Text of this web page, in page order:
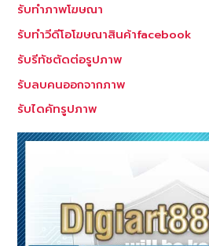
บกพร่อง
ใน
ภาพถ่าย
รับทำภาพโฆษณา
รับทำวีดีโอโฆษณาสินค้าfacebook
รับรีทัชตัดต่อรูปภาพ
รับลบคนออกจากภาพ
รับไดคัทรูปภาพ